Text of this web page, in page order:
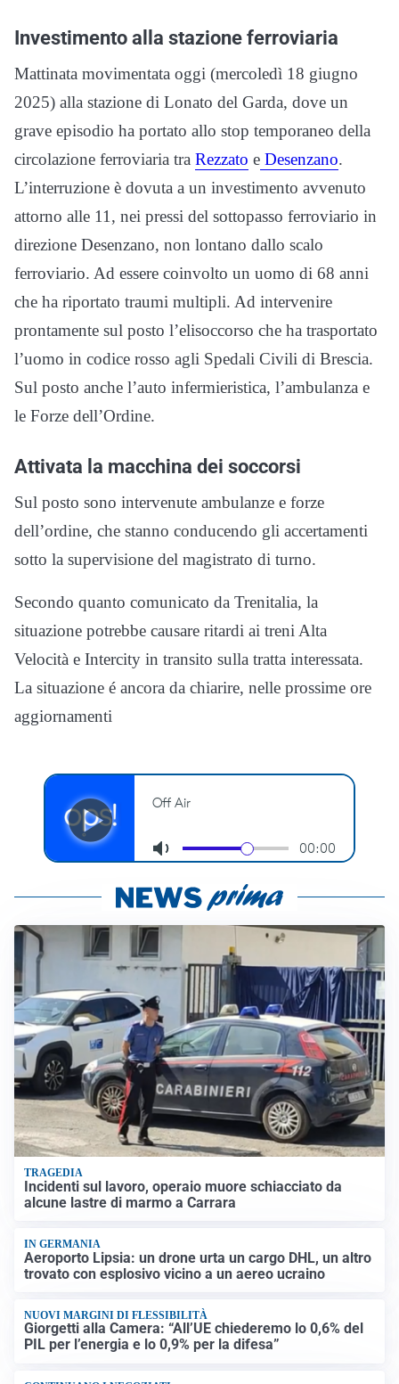
Investimento alla stazione ferroviaria
Mattinata movimentata oggi (mercoledì 18 giugno
2025) alla stazione di Lonato del Garda, dove un
grave episodio ha portato allo stop temporaneo della
circolazione ferroviaria tra Rezzato e Desenzano.
L’interruzione è dovuta a un investimento avvenuto
attorno alle 11, nei pressi del sottopasso ferroviario in
direzione Desenzano, non lontano dallo scalo
ferroviario. Ad essere coinvolto un uomo di 68 anni
che ha riportato traumi multipli. Ad intervenire
prontamente sul posto l’elisoccorso che ha trasportato
l’uomo in codice rosso agli Spedali Civili di Brescia.
Sul posto anche l’auto infermieristica, l’ambulanza e
le Forze dell’Ordine.
Attivata la macchina dei soccorsi
Sul posto sono intervenute ambulanze e forze
dell’ordine, che stanno conducendo gli accertamenti
sotto la supervisione del magistrato di turno.
Secondo quanto comunicato da Trenitalia, la
situazione potrebbe causare ritardi ai treni Alta
Velocità e Intercity in transito sulla tratta interessata.
La situazione é ancora da chiarire, nelle prossime ore
aggiornamenti
TRAGEDIA
Incidenti sul lavoro, operaio muore schiacciato da
alcune lastre di marmo a Carrara
IN GERMANIA
Aeroporto Lipsia: un drone urta un cargo DHL, un altro
trovato con esplosivo vicino a un aereo ucraino
NUOVI MARGINI DI FLESSIBILITÀ
Giorgetti alla Camera: “All’UE chiederemo lo 0,6% del
PIL per l’energia e lo 0,9% per la difesa”